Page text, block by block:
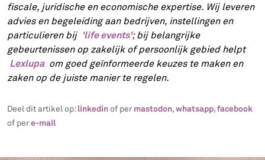
fiscale, juridische en economische expertise. Wij leveren
advies en begeleiding aan bedrijven, instellingen en
particulieren bij 'life events'; bij belangrijke
gebeurtenissen op zakelijk of persoonlijk gebied helpt
Lexlupaom goed geïnformeerde keuzes te maken en
zaken op de juiste manier te regelen.
Deel dit artikel op: linkedinof per mastodon,whatsapp,facebook
of pere-mail